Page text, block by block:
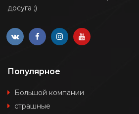
досуга ;)
Популярное
Большой компании
страшные